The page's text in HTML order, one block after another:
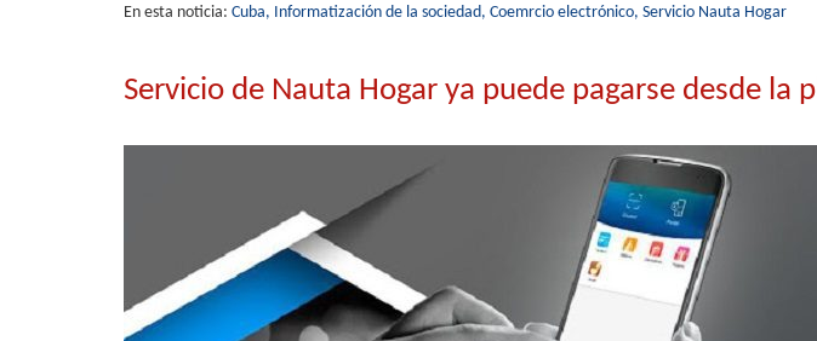
En esta noticia: Cuba, Informatización de la sociedad, Coemrcio electrónico, Servicio Nauta Hogar
Servicio de Nauta Hogar ya puede pagarse desde la